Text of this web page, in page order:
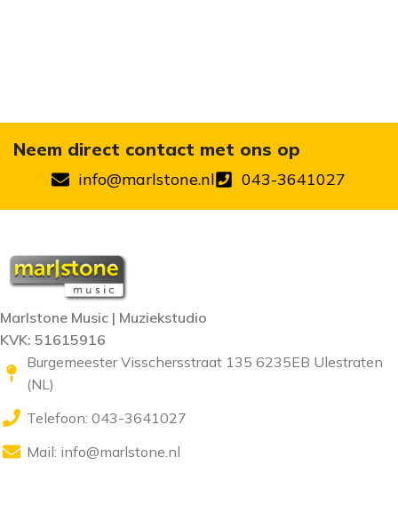
Neem direct contact met ons op
info@marlstone.nl 043-3641027
Marlstone Music | Muziekstudio
KVK: 51615916
Burgemeester Visschersstraat 135 6235EB Ulestraten
(NL)
Telefoon: 043-3641027
Mail: info@marlstone.nl